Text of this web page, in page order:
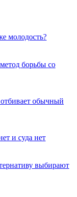
молодость?
борьбы со
обычный
и суда нет
выбирают